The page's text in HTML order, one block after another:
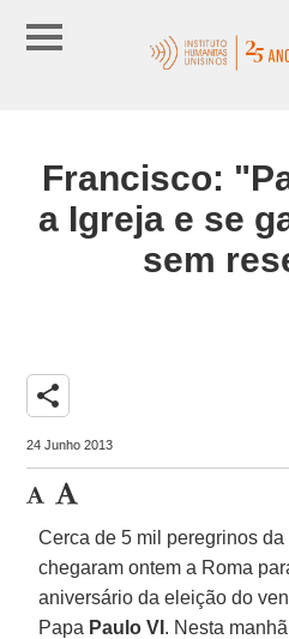
Francisco:
a Igreja e se
sem
share
24 Junho 2013
Cerca de 5 mil peregrinos
chegaram ontem a Roma
aniversário da eleição do
Papa Paulo VI . Nesta